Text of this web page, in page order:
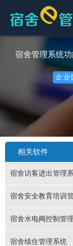
宿舍管理系统
企业
相关软件
宿舍访客进出管理
宿舍安全教育培训
宿舍水电阀控制管
宿舍续住管理系统